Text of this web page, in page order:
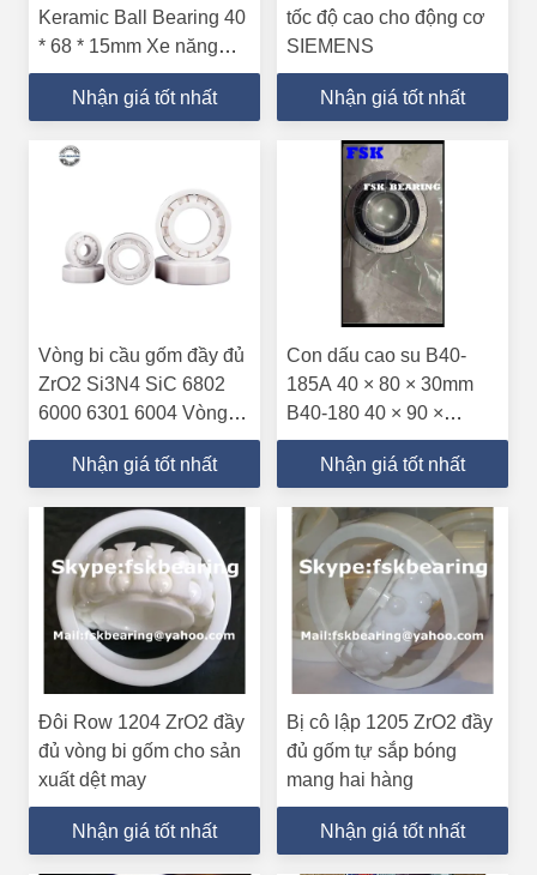
Keramic Ball Bearing 40
* 68 * 15mm Xe năng
lượng mới Động cơ cao
Nhận giá tốt nhất
tốc độ cao cho động cơ
SIEMENS
Nhận giá tốt nhất
Vòng bi cầu gốm đầy đủ
ZrO2 Si3N4 SiC 6802
6000 6301 6004 Vòng bi
rãnh sâu
Nhận giá tốt nhất
Con dấu cao su B40-
185A 40 × 80 × 30mm
B40-180 40 × 90 ×
23mm Vòng bi gốm
Nhận giá tốt nhất
Đôi Row 1204 ZrO2 đầy
đủ vòng bi gốm cho sản
xuất dệt may
Nhận giá tốt nhất
Bị cô lập 1205 ZrO2 đầy
đủ gốm tự sắp bóng
mang hai hàng
Nhận giá tốt nhất